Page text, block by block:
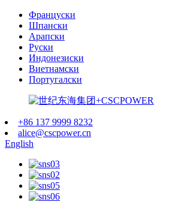
Француски
Шпански
Арапски
Руски
Индонезиски
Виетнамски
Португалски
+86 137 9999 8232
alice@cscpower.cn
English